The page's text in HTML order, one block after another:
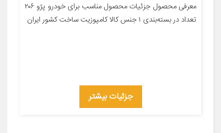
معرفی محصول جزئیات محصول مناسب برای خودرو پژو ۲۰۶
تعداد در بسته‌بندی ۱ جنس کالا کامپوزیت ساخت کشور ایران
جزئیات بیشتر